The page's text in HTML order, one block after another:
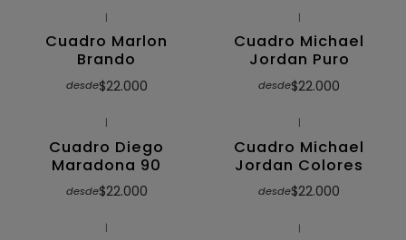
|
Cuadro Marlon
Brando
desde$22.000
|
Cuadro Michael
Jordan Puro
desde$22.000
|
Cuadro Diego
Maradona 90
desde$22.000
|
Cuadro Michael
Jordan Colores
desde$22.000
| |